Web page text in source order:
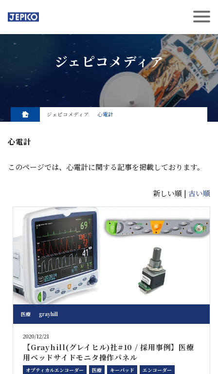
ジェピコメディア
ジェピコメディア 心電計
心電計
このページでは、心電計に関する記事を掲載しております。
新しい順 | 古い順
医療 grayhill
2020/12/21
【Grayhill(グレイヒル)社#10 / 採用事例】医療
用ベッドサイドモニタ操作パネル
オプティカルエンコーダー 医療 キーパッド
エンコーダー